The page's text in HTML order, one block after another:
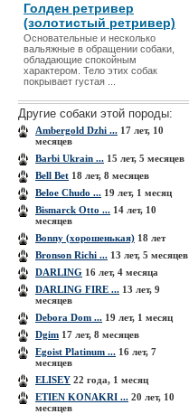
Голден ретривер
(золотистый ретривер)
Основательные и несколько
вальяжные в обращении собаки,
обладающие спокойным
характером. Тело этих собак
покрывает густая ...
Другие собаки этой породы:
Ambergold Dzhi ... 17 лет, 10
месяцев
Barbi Ukrain ... 15 лет, 5 месяцев
Bell Bet 18 лет, 8 месяцев
Beloe Chudo ... 19 лет, 1 месяц
Bismarck Otto ... 14 лет, 10
месяцев
Bonny (хорошенькая) 18 лет
Bronson Richi ... 13 лет, 5 месяцев
DARLING 16 лет, 4 месяца
DARLING FIRE ... 13 лет, 9
месяцев
Debora Dom ... 19 лет, 1 месяц
Dgim 17 лет, 8 месяцев
Egoist Platinum ... 16 лет, 7
месяцев
ELISEY 22 года, 1 месяц
ETIEN KONAKRI ... 20 лет, 10
месяцев